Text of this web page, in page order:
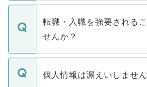
ます。通常、5営業日以内に
いただきますので、しばらく
マイナビDOCTORで取り扱
うち約3割は、Webサイトか
けない「非公開求人」です。
下記の理由によって、一般に
ません。
■応募殺到を避けるため 人気
転職・入職を強要される
せんか？
転職・入職を強要すること
ん。また、仮に応募先から内
個人情報は漏えいしませ